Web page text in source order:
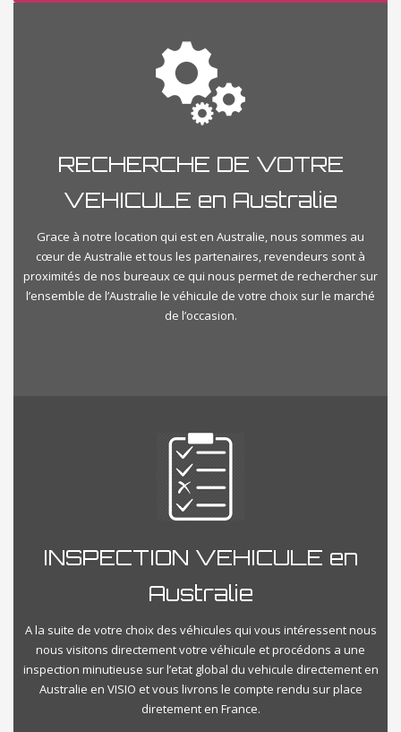
RECHERCHE DE VOTRE
VEHICULE en Australie
Grace à notre location qui est en Australie, nous sommes au
cœur de Australie et tous les partenaires, revendeurs sont à
proximités de nos bureaux ce qui nous permet de rechercher sur
l’ensemble de l’Australie le véhicule de votre choix sur le marché
de l’occasion.
INSPECTION VEHICULE en
Australie
A la suite de votre choix des véhicules qui vous intéressent nous
nous visitons directement votre véhicule et procédons a une
inspection minutieuse sur l’etat global du vehicule directement en
Australie en VISIO et vous livrons le compte rendu sur place
diretement en France.